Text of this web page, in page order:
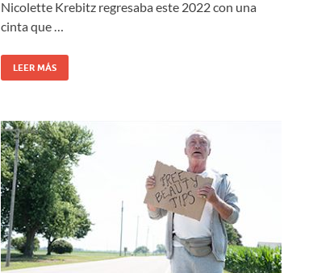
Nicolette Krebitz regresaba este 2022 con una
cinta que …
LEER MÁS